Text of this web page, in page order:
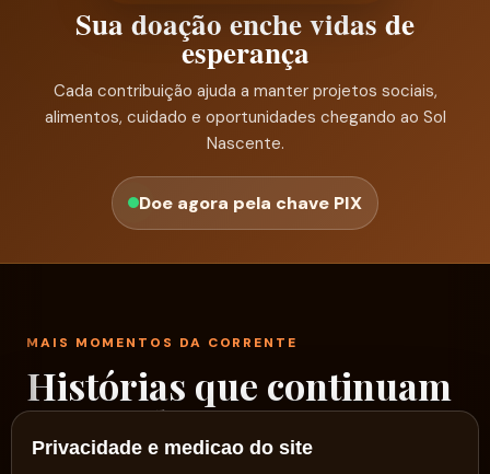
Sua doação enche vidas de
esperança
Cada contribuição ajuda a manter projetos sociais,
alimentos, cuidado e oportunidades chegando ao Sol
Nascente.
Doe agora pela chave PIX
MAIS MOMENTOS DA CORRENTE
Histórias que continuam
passando por aqui
Privacidade e medicao do site